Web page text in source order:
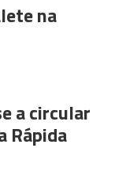
na
a circular
Rápida